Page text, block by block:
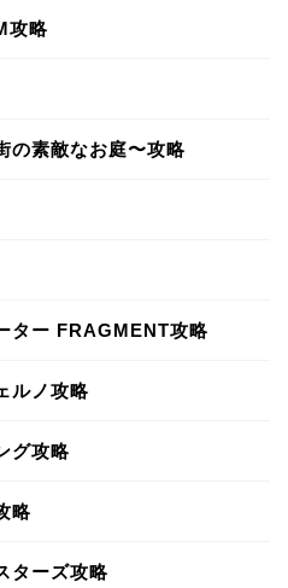
攻略
の素敵なお庭〜攻略
ター FRAGMENT攻略
ルノ攻略
グ攻略
略
ターズ攻略